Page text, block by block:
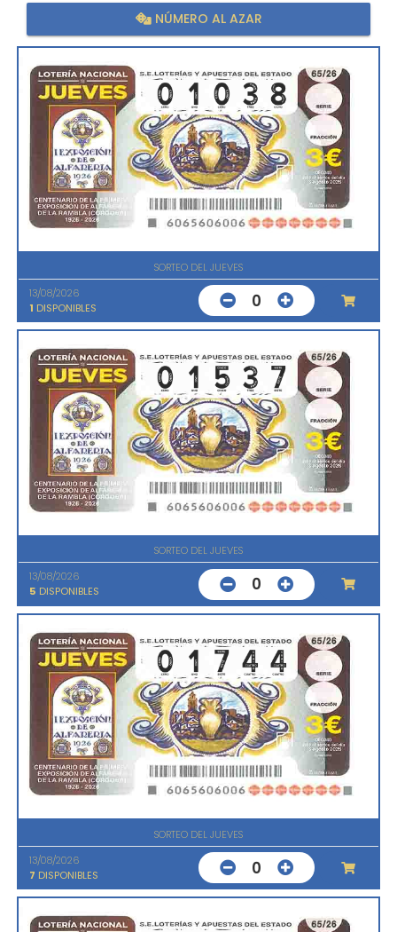
NÚMERO AL AZAR
SORTEO DEL JUEVES
13/08/2026
1 DISPONIBLES 0
SORTEO DEL JUEVES
13/08/2026
5 DISPONIBLES 0
SORTEO DEL JUEVES
13/08/2026
7 DISPONIBLES 0